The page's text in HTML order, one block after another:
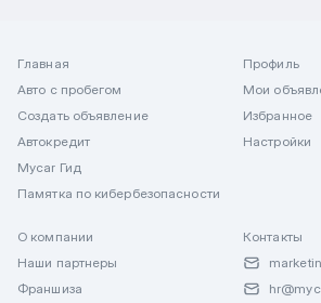
Главная
Авто с пробегом
Создать объявление
Автокредит
Mycar Гид
Памятка по кибербезопасности
Профиль
Мои
Избранное
Настройки
О компании
Наши партнеры
Франшиза
Контакты